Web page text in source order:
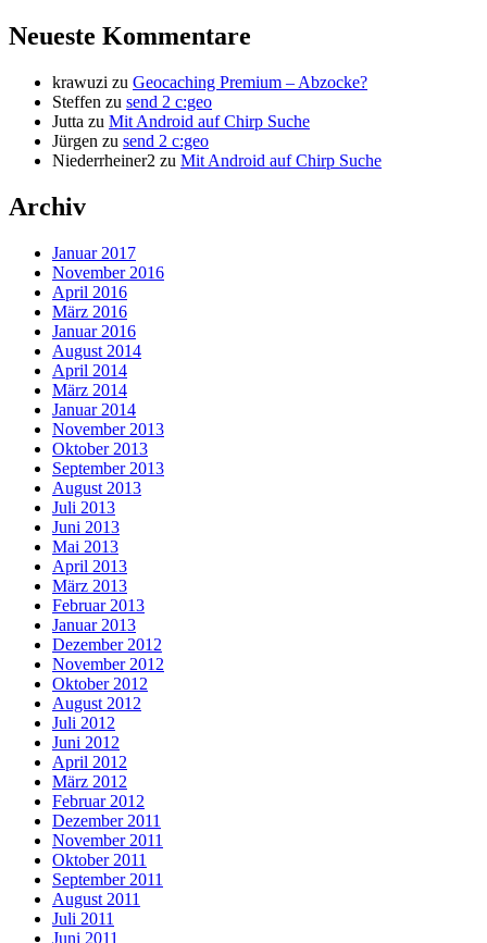
Neueste Kommentare
krawuzi zu Geocaching Premium – Abzocke?
Steffen zu send 2 c:geo
Jutta zu Mit Android auf Chirp Suche
Jürgen zu send 2 c:geo
Niederrheiner2 zu Mit Android auf Chirp Suche
Archiv
Januar 2017
November 2016
April 2016
März 2016
Januar 2016
August 2014
April 2014
März 2014
Januar 2014
November 2013
Oktober 2013
September 2013
August 2013
Juli 2013
Juni 2013
Mai 2013
April 2013
März 2013
Februar 2013
Januar 2013
Dezember 2012
November 2012
Oktober 2012
August 2012
Juli 2012
Juni 2012
April 2012
März 2012
Februar 2012
Dezember 2011
November 2011
Oktober 2011
September 2011
August 2011
Juli 2011
Juni 2011